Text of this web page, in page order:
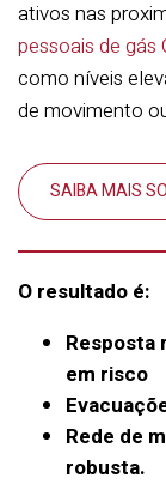
ativos nas
pessoais de gás
como níveis
de movimento
SAIBA MAIS
O resultado é:
Resposta
em risco
Rede de
robusta.